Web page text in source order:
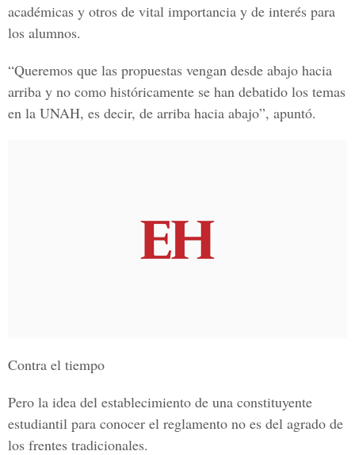
académicas y otros de vital importancia y de interés para
los alumnos.
“Queremos que las propuestas vengan desde abajo hacia
arriba y no como históricamente se han debatido los temas
en la UNAH, es decir, de arriba hacia abajo”, apuntó.
Contra el tiempo
Pero la idea del establecimiento de una constituyente
estudiantil para conocer el reglamento no es del agrado de
los frentes tradicionales.